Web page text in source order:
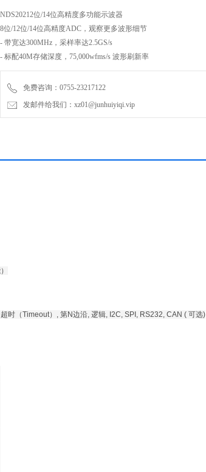
NDS20212位/14位高精度多功能示波器
8位/12位/14位高精度ADC，观察更多波形细节
- 带宽达300MHz，采样率达2.5GS/s
- 标配40M存储深度，75,000wfms/s 波形刷新率
- 低底噪声
- 采用Xvisual owon第三代示波器技术平台，还原信号情况
免费咨询：0755-23217122
发邮件给我们：xz01@junhuiyiqi.vip
时（Timeout）, 第N边沿, 逻辑, I2C, SPI, RS232, CAN ( 可选)